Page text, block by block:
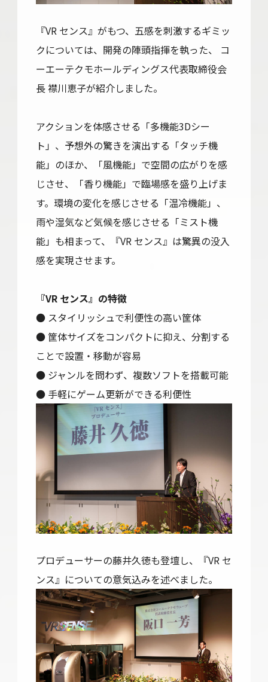
『VR センス』がもつ、五感を刺激するギミッ
クについては、開発の陣頭指揮を執った、 コ
ーエーテクモホールディングス代表取締役会
長 襟川恵子が紹介しました。
アクションを体感させる「多機能3Dシー
ト」、予想外の驚きを演出する「タッチ機
能」のほか、「風機能」で空間の広がりを感
じさせ、「香り機能」で臨場感を盛り上げま
す。環境の変化を感じさせる「温冷機能」、
雨や湿気など気候を感じさせる「ミスト機
能」も相まって、『VR センス』は驚異の没入
感を実現させます。
『VR センス』の特徴
● スタイリッシュで利便性の高い筐体
● 筐体サイズをコンパクトに抑え、分割する
ことで設置・移動が容易
● ジャンルを問わず、複数ソフトを搭載可能
● 手軽にゲーム更新ができる利便性
プロデューサーの藤井久徳も登壇し、『VR セ
ンス』についての意気込みを述べました。